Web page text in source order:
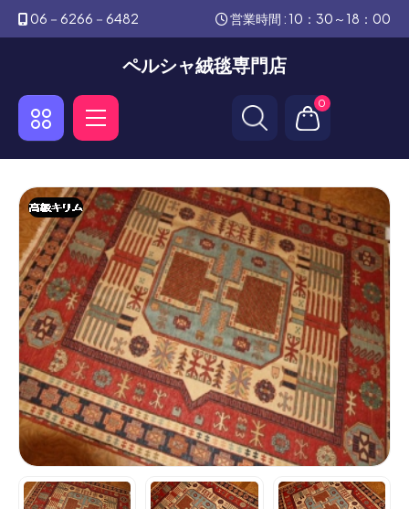
06－6266－6482 営業時間 : 10：30～18：00
ペルシャ絨毯専門店
0